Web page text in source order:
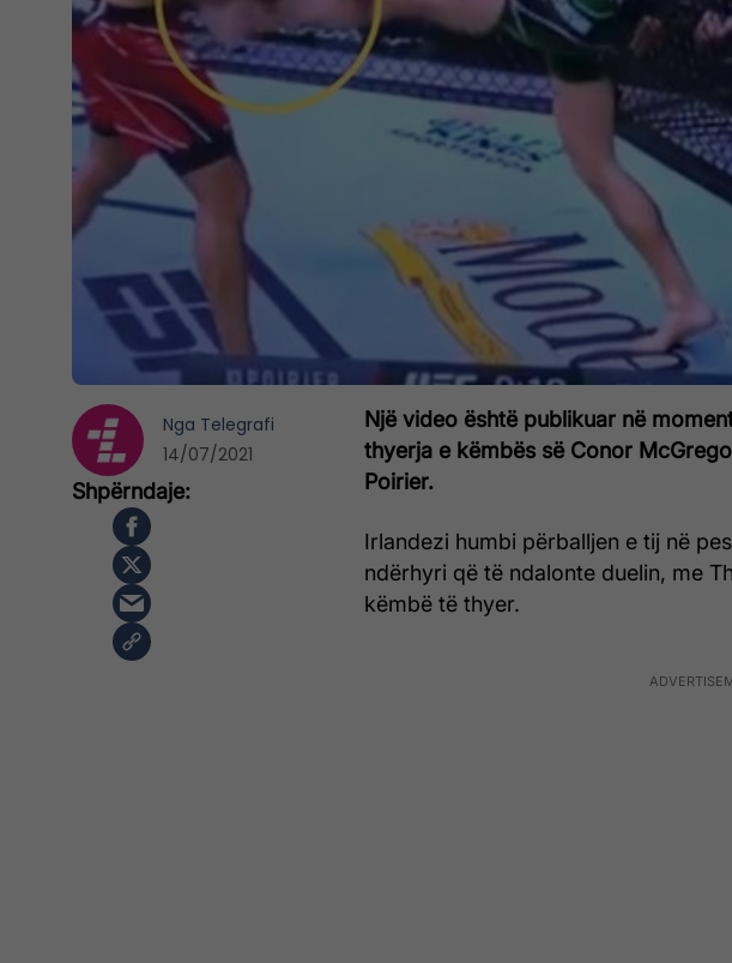
Një video është publikuar në
thyerja e këmbës së Conor
Poirier.
Irlandezi humbi përballjen e tij në
ndërhyri që të ndalonte duelin, me
këmbë të thyer.
Nga Telegrafi
14/07/2021